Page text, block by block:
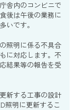
舎内のコンビニで
後は午後の業務に
いです。
照明に係る不具合
に対応します。不
結果等の報告を受
新する工事の設計
照明に更新するこ